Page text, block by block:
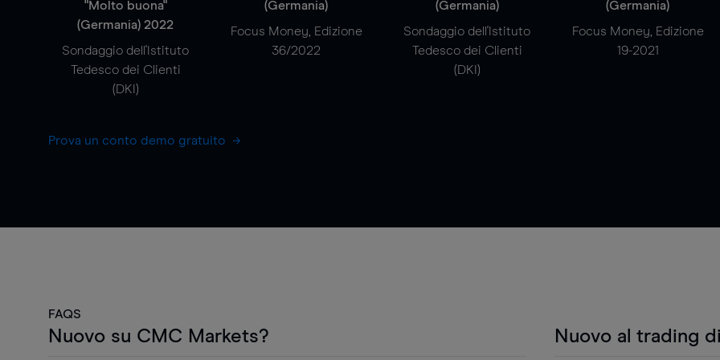
"Molto buona"
(Germania) 2022
Sondaggio dell'Istituto
Tedesco dei Clienti
(DKI)
(Germania)
Focus Money, Edizione
36/2022
(Germania)
Sondaggio dell'Istituto
Tedesco dei Clienti
(DKI)
(Germania)
Focus Money, Edizione
19-2021
Prova un conto demo gratuito
FAQS
Nuovo su CMC Markets? Nuovo al trading